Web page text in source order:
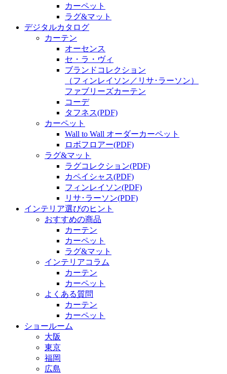
カーペット
ラグ&マット
デジタルカタログ
カーテン
オーセンス
セ・ラ・ヴィ
ブランドコレクション
（フィンレイソン／リサ･ラーソン）
ファブリーズカーテン
コーデ
タフネス(PDF)
カーペット
Wall to Wall オーダーカーペット
ロボフロアー(PDF)
ラグ&マット
ラグコレクション(PDF)
カペイシャス(PDF)
フィンレイソン(PDF)
リサ･ラーソン(PDF)
インテリア選びのヒント
おすすめの商品
カーテン
カーペット
ラグ&マット
インテリアコラム
カーテン
カーペット
よくある質問
カーテン
カーペット
ショールーム
大阪
東京
福岡
広島